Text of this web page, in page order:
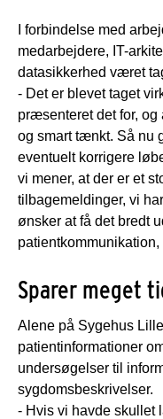
I forbindelse med
medarbejdere, IT-
datasikkerhed været
- Det er blevet taget
præsenteret det for, og
og smart tænkt. Så nu
eventuelt korrigere
vi mener, at der er et
tilbagemeldinger, vi
ønsker at få det bredt
Sparer meget
Alene på Sygehus
patientinformationer
undersøgelser til
sygdomsbeskrivelser.
- Hvis vi havde skullet